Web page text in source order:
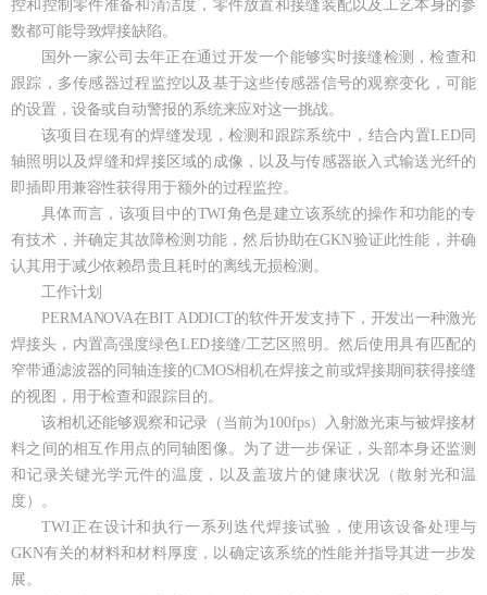
控和控制零件准备和清洁度，零件放置和接缝装配以及工艺本身的参
数都可能导致焊接缺陷。
国外一家公司去年正在通过开发一个能够实时接缝检测，检查和
跟踪，多传感器过程监控以及基于这些传感器信号的观察变化，可能
的设置，设备或自动警报的系统来应对这一挑战。
该项目在现有的焊缝发现，检测和跟踪系统中，结合内置LED同
轴照明以及焊缝和焊接区域的成像，以及与传感器嵌入式输送光纤的
即插即用兼容性获得用于额外的过程监控。
具体而言，该项目中的TWI角色是建立该系统的操作和功能的专
有技术，并确定其故障检测功能，然后协助在GKN验证此性能，并确
认其用于减少依赖昂贵且耗时的离线无损检测。
工作计划
PERMANOVA在BIT ADDICT的软件开发支持下，开发出一种激光
焊接头，内置高强度绿色LED接缝/工艺区照明。然后使用具有匹配的
窄带通滤波器的同轴连接的CMOS相机在焊接之前或焊接期间获得接缝
的视图，用于检查和跟踪目的。
该相机还能够观察和记录（当前为100fps）入射激光束与被焊接材
料之间的相互作用点的同轴图像。为了进一步保证，头部本身还监测
和记录关键光学元件的温度，以及盖玻片的健康状况（散射光和温
度）。
TWI正在设计和执行一系列迭代焊接试验，使用该设备处理与
GKN有关的材料和材料厚度，以确定该系统的性能并指导其进一步发
展。